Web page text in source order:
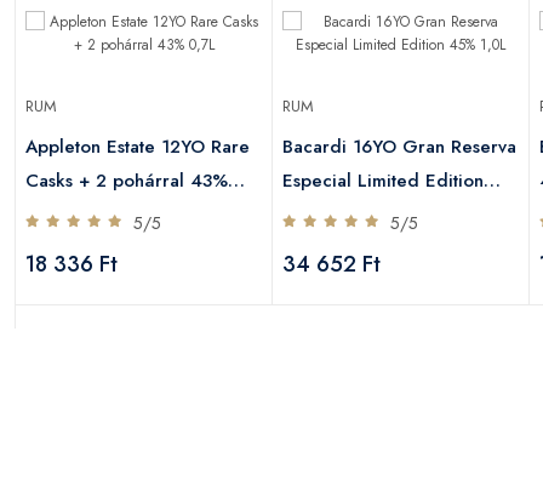
RUM
Appleton Estate 12YO Rare
Casks + 2 pohárral 43%
0,7L
5/5
18 336 Ft
RUM
Bacardi 16YO Gran Reserva
Especial Limited Edition
45% 1,0L
5/5
34 652 Ft